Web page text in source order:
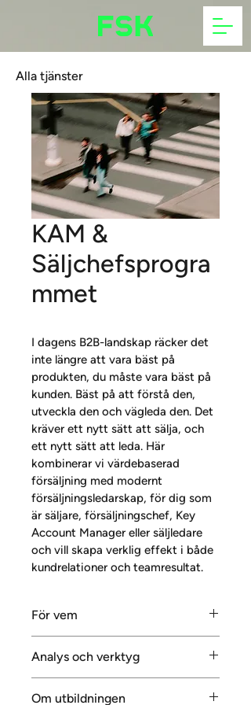
Alla tjänster
KAM &
Säljchefsprogra
mmet
​​I dagens B2B-landskap räcker det
inte längre att vara bäst på
produkten, du måste vara bäst på
kunden. Bäst på att förstå den,
utveckla den och vägleda den. Det
kräver ett nytt sätt att sälja, och
ett nytt sätt att leda. Här
kombinerar vi värdebaserad
försäljning med modernt
försäljningsledarskap, för dig som
är säljare, försäljningschef, Key
Account Manager eller säljledare
och vill skapa verklig effekt i både
kundrelationer och teamresultat.
För vem
utvecklas från ordermottagare
till värdeskapande rådgivare. Är
Key Account Manager och vill
Analys och verktyg
Om utbildningen